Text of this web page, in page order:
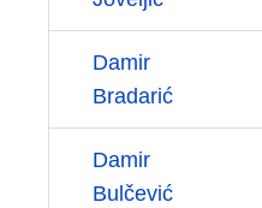
Damir
Bradarić
Damir
Bulčević